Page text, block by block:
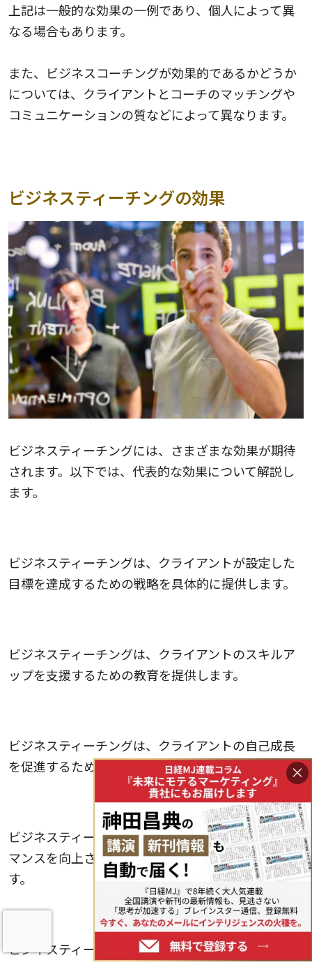
上記は一般的な効果の一例であり、個人によって異
なる場合もあります。
また、ビジネスコーチングが効果的であるかどうか
については、クライアントとコーチのマッチングや
コミュニケーションの質などによって異なります。
ビジネスティーチングの効果
ビジネスティーチングには、さまざまな効果が期待
されます。以下では、代表的な効果について解説し
ます。
ビジネスティーチングは、クライアントが設定した
目標を達成するための戦略を具体的に提供します。
ビジネスティーチングは、クライアントのスキルア
ップを支援するための教育を提供します。
ビジネスティーチングは、クライアントの自己成長
を促進するための教育を提供します。
4.パフォーマンス向上
ビジネスティーチングは、クライアントのパフォー
マンスを向上させるための戦略と教育を提供しま
す。
5.問題解決の促進
ビジネスティーチングは、クライアントが直面する
×